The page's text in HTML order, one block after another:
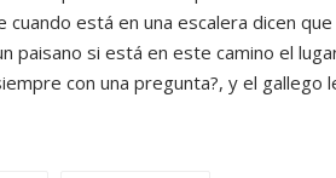
está en una escalera dicen
si está en este camino el
con una pregunta?, y el